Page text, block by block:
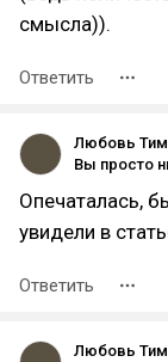
смысла)).
Ответить
Любовь
Опечаталась,
увидели в
Ответить
Любовь